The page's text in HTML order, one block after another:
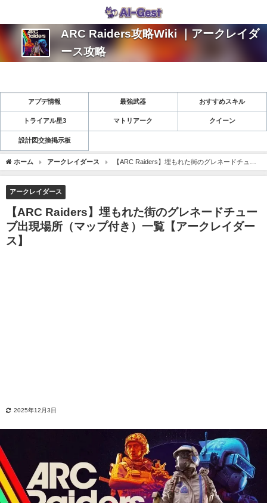
ARC Raiders攻略Wiki ｜アークレイダ
ース攻略
アプデ情報 最強武器 おすすめスキル
トライアル星3 マトリアーク クイーン
設計図交換掲示板
ホーム アークレイダース
【ARC Raiders】埋もれた街のグレネードチュー
ブ出現場所（マップ付き）一覧【アークレイダース】
アークレイダース
【ARC Raiders】埋もれた街のグレネードチュー
ブ出現場所（マップ付き）一覧【アークレイダー
ス】
2025年12月3日